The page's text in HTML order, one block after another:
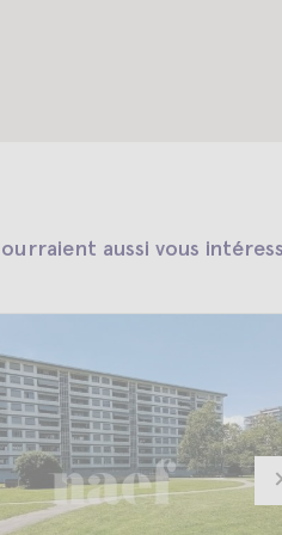
aussi vous